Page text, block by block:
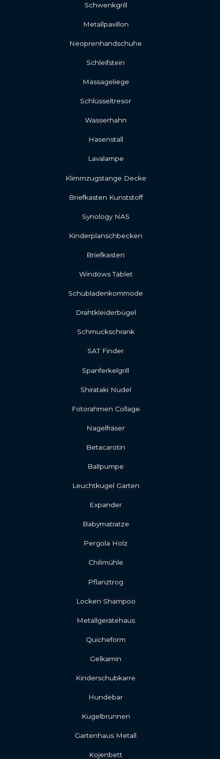
Schwenkgrill
Metallpavillon
Neoprenhandschuhe
Schleifstein
Massageliege
Schlüsseltresor
Wasserhahn
Hasenstall
Lavalampe
Klimmzugstange Decke
Briefkasten Kunststoff
Synology NAS
Kinderplanschbecken
Briefkasten
Windows Tablet
Schubladenkommode
Drahtkleiderbügel
Schmuckschrank
SAT Finder
Spanferkelgrill
Shirataki Nudel
Fotorahmen Collage
Nagelfräser
Betacarotin
Ballpumpe
Leuchtkugel Garten
Expander
Babymatratze
Pergola Holz
Chilimühle
Pflanztrog
Locken Shampoo
Metallgerätehaus
Quicheform
Gelkamin
Kinderschubkarre
Hundebar
Kugelbrunnen
Gartenhaus Metall
Kojenbett